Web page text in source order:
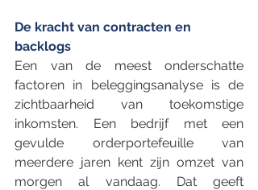
De kracht van contracten en
backlogs
Een van de meest onderschatte
factoren in beleggingsanalyse is de
zichtbaarheid van toekomstige
inkomsten. Een bedrijf met een
gevulde orderportefeuille van
meerdere jaren kent zijn omzet van
morgen al vandaag. Dat geeft